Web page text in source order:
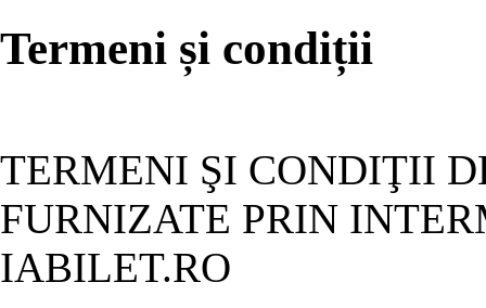
Termeni și condiții
TERMENI ŞI CONDIŢII
FURNIZATE PRIN
IABILET.RO